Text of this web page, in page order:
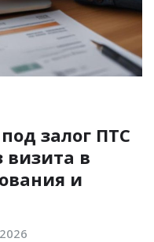
залог ПТС
визита в
и